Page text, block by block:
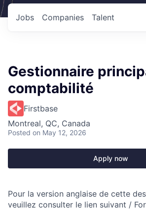
Jobs Companies Talent
Gestionnaire
comptabilité
Firstbase
Montreal, QC, Canada
Posted on May 12, 2026
Apply now
Pour la version anglaise de cette
veuillez consulter le lien suivant /